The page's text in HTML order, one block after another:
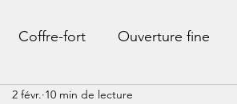
Coffre-fort Ouverture fine
2 févr. 10 min de lecture